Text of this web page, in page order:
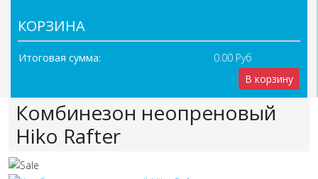
КОРЗИНА
Итоговая сумма:
0.00 Руб
В корзину
Комбинезон неопреновый
Hiko Rafter